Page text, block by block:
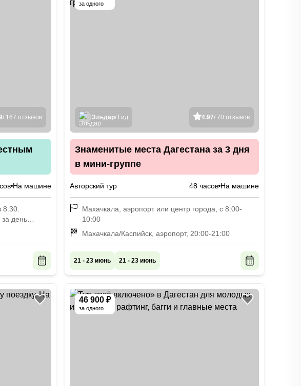
/ 167 отзывов
На машине
день
после
за одного
4.97/ 70 отзывов
Эльдар/ Гид
Знаменитые места Дагестана за 3 дня
в мини-группе
Авторский тур 48 часов На машине
Махачкала, аэропорт или центр города, с 8:00-
10:00
Махачкала/Каспийск, аэропорт, 20:00-21:00
21 - 23 июнь 21 - 23 июнь
46 900 ₽
за одного